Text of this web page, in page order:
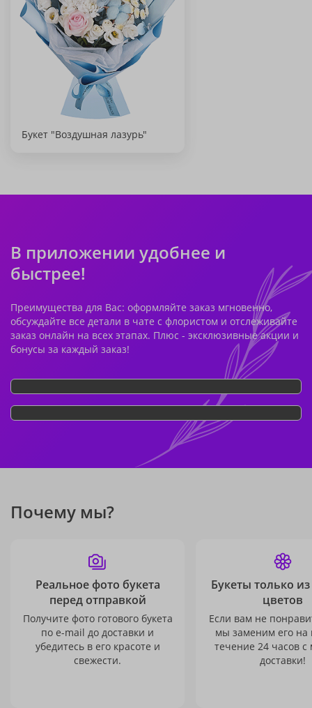
Букет "Воздушная лазурь"
В приложении удобнее и
быстрее!
Преимущества для Вас: оформляйте заказ мгновенно,
обсуждайте все детали в чате с флористом и отслеживайте
заказ онлайн на всех этапах. Плюс - эксклюзивные акции и
бонусы за каждый заказ!
Почему мы?
Реальное фото букета
перед отправкой
Получите фото готового букета
по e-mail до доставки и
убедитесь в его красоте и
свежести.
Букеты только
цветов
Если вам не
мы заменим его на
течение 24 часов с
доставки!